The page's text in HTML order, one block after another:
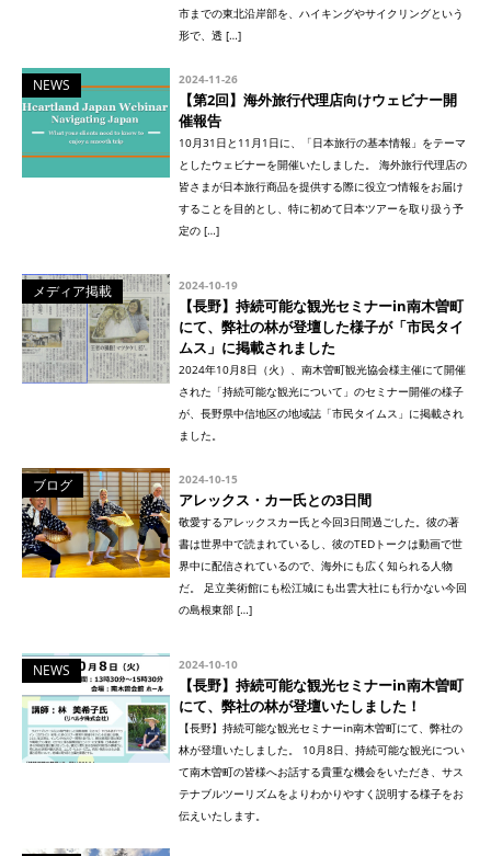
市までの東北沿岸部を、ハイキングやサイクリングという
形で、透 […]
NEWS 2024-11-26
【第2回】海外旅行代理店向けウェビナー開
催報告
10月31日と11月1日に、「日本旅行の基本情報」をテーマ
としたウェビナーを開催いたしました。 海外旅行代理店の
皆さまが日本旅行商品を提供する際に役立つ情報をお届け
することを目的とし、特に初めて日本ツアーを取り扱う予
定の […]
メディア掲載 2024-10-19
【長野】持続可能な観光セミナーin南木曽町
にて、弊社の林が登壇した様子が「市民タイ
ムス」に掲載されました
2024年10月8日（火）、南木曽町観光協会様主催にて開催
された「持続可能な観光について」のセミナー開催の様子
が、長野県中信地区の地域誌「市民タイムス」に掲載され
ました。
ブログ 2024-10-15
アレックス・カー氏との3日間
敬愛するアレックスカー氏と今回3日間過ごした。彼の著
書は世界中で読まれているし、彼のTEDトークは動画で世
界中に配信されているので、海外にも広く知られる人物
だ。 足立美術館にも松江城にも出雲大社にも行かない今回
の島根東部 […]
NEWS 2024-10-10
【長野】持続可能な観光セミナーin南木曽町
にて、弊社の林が登壇いたしました！
【長野】持続可能な観光セミナーin南木曽町にて、弊社の
林が登壇いたしました。 10月8日、持続可能な観光につい
て南木曽町の皆様へお話する貴重な機会をいただき、サス
テナブルツーリズムをよりわかりやすく説明する様子をお
伝えいたします。